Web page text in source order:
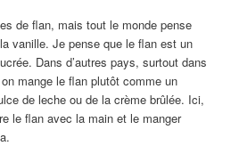
de flan, mais tout le monde pense
vanille. Je pense que le flan est un
Dans d’autres pays, surtout dans
mange le flan plutôt comme un
de leche ou de la crème brûlée. Ici,
le flan avec la main et le manger